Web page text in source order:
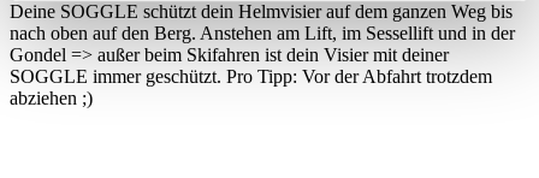
Deine SOGGLE schützt dein Helmvisier auf dem ganzen Weg bis
nach oben auf den Berg. Anstehen am Lift, im Sessellift und in der
Gondel => außer beim Skifahren ist dein Visier mit deiner
SOGGLE immer geschützt. Pro Tipp: Vor der Abfahrt trotzdem
abziehen ;)